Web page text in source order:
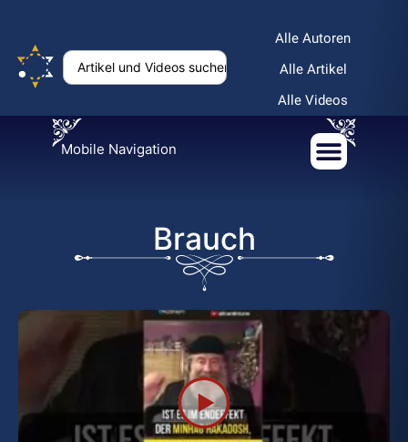
Alle Autoren
Alle Artikel
Alle Videos
Mobile Navigation
Brauch